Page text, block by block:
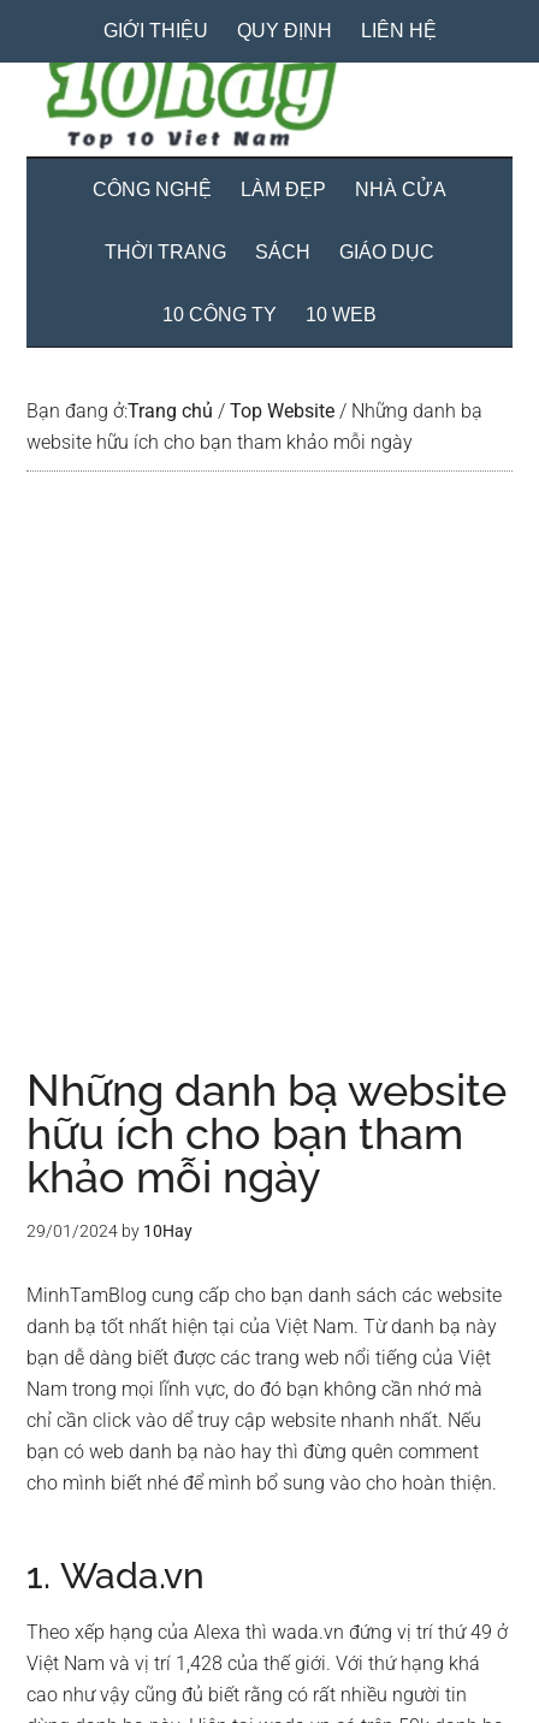
content
secondary
menu
primary
sidebar
GIỚI THIỆU QUY ĐỊNH LIÊN HỆ
CÔNG NGHỆ LÀM ĐẸP NHÀ CỬA
THỜI TRANG SÁCH GIÁO DỤC
10 CÔNG TY 10 WEB
Bạn đang ở:Trang chủ / Top Website / Những danh bạ
website hữu ích cho bạn tham khảo mỗi ngày
Những danh bạ website
hữu ích cho bạn tham
khảo mỗi ngày
29/01/2024 by 10Hay
MinhTamBlog cung cấp cho bạn danh sách các website
danh bạ tốt nhất hiện tại của Việt Nam. Từ danh bạ này
bạn dễ dàng biết được các trang web nổi tiếng của Việt
Nam trong mọi lĩnh vực, do đó bạn không cần nhớ mà
chỉ cần click vào dể truy cập website nhanh nhất. Nếu
bạn có web danh bạ nào hay thì đừng quên comment
cho mình biết nhé để mình bổ sung vào cho hoàn thiện.
1. Wada.vn
Theo xếp hạng của Alexa thì wada.vn đứng vị trí thứ 49 ở
Việt Nam và vị trí 1,428 của thế giới. Với thứ hạng khá
cao như vậy cũng đủ biết rằng có rất nhiều người tin